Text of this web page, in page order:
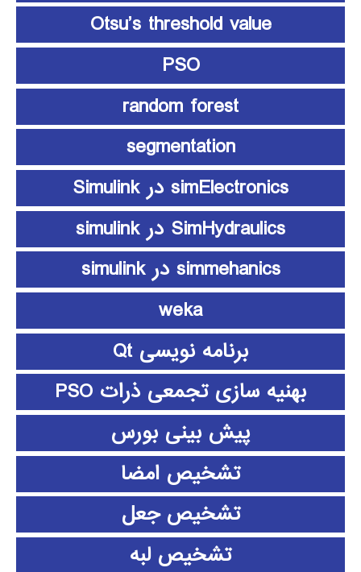
Otsu’s threshold value
PSO
random forest
segmentation
simElectronics در Simulink
SimHydraulics در simulink
simmehanics در simulink
weka
برنامه نویسی Qt
بهنیه سازی تجمعی ذرات PSO
پیش بینی بورس
تشخیص امضا
تشخیص جعل
تشخیص لبه